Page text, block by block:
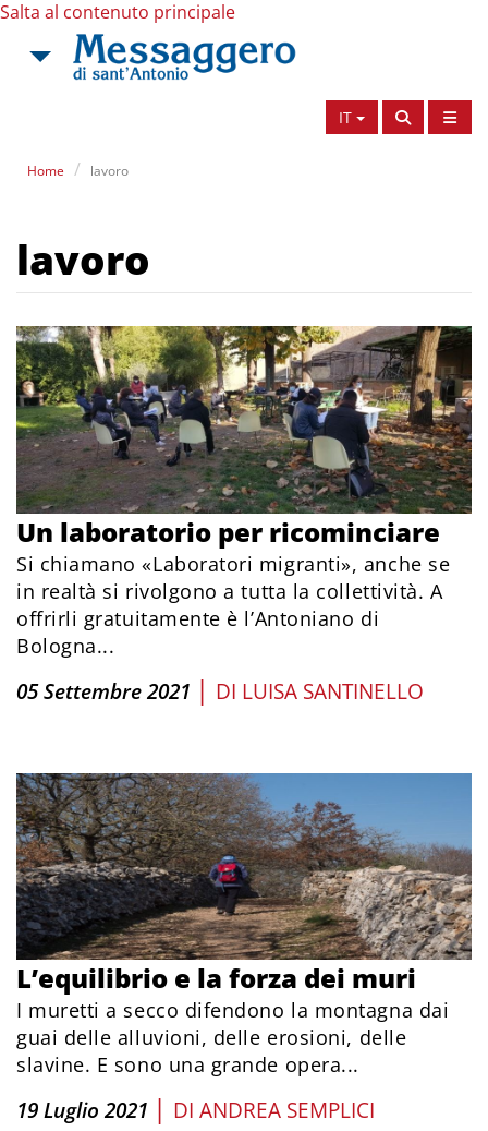
Salta al contenuto principale
IT
Home lavoro
lavoro
Un laboratorio per ricominciare
Si chiamano «Laboratori migranti», anche se
in realtà si rivolgono a tutta la collettività. A
offrirli gratuitamente è l’Antoniano di
Bologna...
05 Settembre 2021 | DI LUISA SANTINELLO
L’equilibrio e la forza dei muri
I muretti a secco difendono la montagna dai
guai delle alluvioni, delle erosioni, delle
slavine. E sono una grande opera...
19 Luglio 2021 | DI ANDREA SEMPLICI